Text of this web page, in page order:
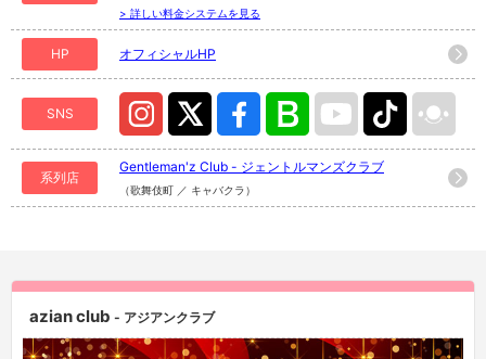
> 詳しい料金システムを見る
HP オフィシャルHP
SNS
系列店
Gentleman'z Club - ジェントルマンズクラブ
（歌舞伎町 ／ キャバクラ）
azian club - アジアンクラブ